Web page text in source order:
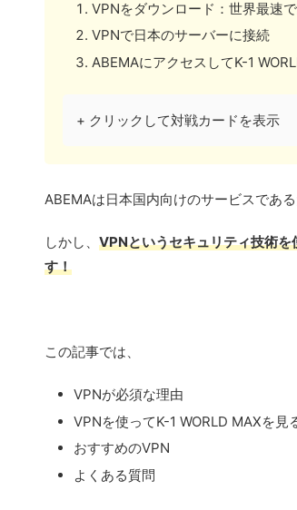
VPNをダウンロード：世界最速
VPNで日本のサーバーに接続
ABEMAにアクセスしてK-1
+ クリックして対戦カードを表示
ABEMAは日本国内向けのサービスである
しかし、 VPNというセキュリティ技術
す！
この記事では、
VPNが必須な理由
VPNを使ってK-1 WORLD MAXを見
おすすめのVPN
よくある質問